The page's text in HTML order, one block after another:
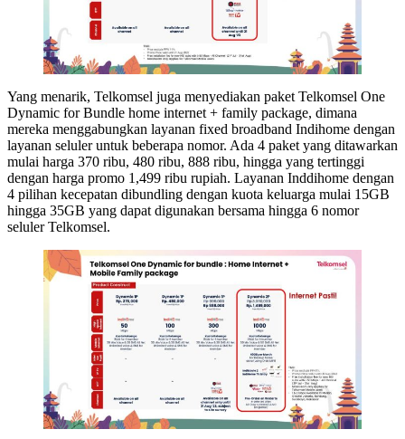
Yang menarik, Telkomsel juga menyediakan paket Telkomsel One
Dynamic for Bundle home internet + family package, dimana
mereka menggabungkan layanan fixed broadband Indihome dengan
layanan seluler untuk beberapa nomor. Ada 4 paket yang ditawarkan
mulai harga 370 ribu, 480 ribu, 888 ribu, hingga yang tertinggi
dengan harga promo 1,499 ribu rupiah. Layanan Inddihome dengan
4 pilihan kecepatan dibundling dengan kuota keluarga mulai 15GB
hingga 35GB yang dapat digunakan bersama hingga 6 nomor
seluler Telkomsel.